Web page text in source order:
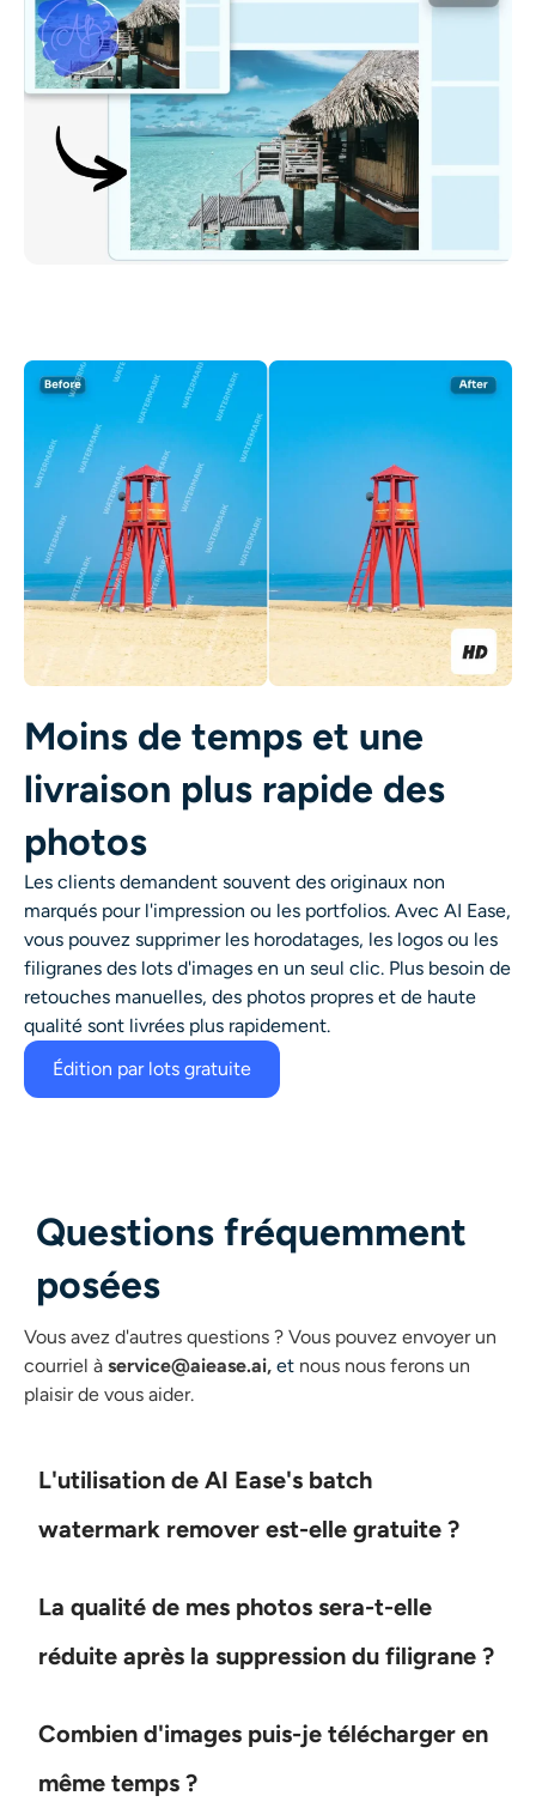
Moins de temps et une
livraison plus rapide des
photos
Les clients demandent souvent des originaux non
marqués pour l'impression ou les portfolios. Avec AI Ease,
vous pouvez supprimer les horodatages, les logos ou les
filigranes des lots d'images en un seul clic. Plus besoin de
retouches manuelles, des photos propres et de haute
qualité sont livrées plus rapidement.
Édition par lots gratuite
Questions fréquemment
posées
Vous avez d'autres questions ? Vous pouvez envoyer un
courriel à service@aiease.ai, et nous nous ferons un
plaisir de vous aider.
L'utilisation de AI Ease's batch
watermark remover est-elle gratuite ?
La qualité de mes photos sera-t-elle
réduite après la suppression du filigrane ?
Combien d'images puis-je télécharger en
même temps ?